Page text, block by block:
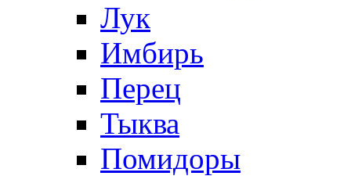
Лук
Имбирь
Перец
Тыква
Помидоры